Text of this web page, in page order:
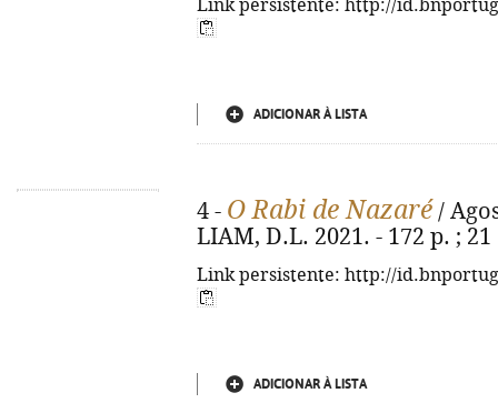
Link persistente: http://
ADICIONAR À LISTA
4 - O Rabi de Nazaré /
LIAM, D.L. 2021. - 172 p. ;
Link persistente: http://
ADICIONAR À LISTA